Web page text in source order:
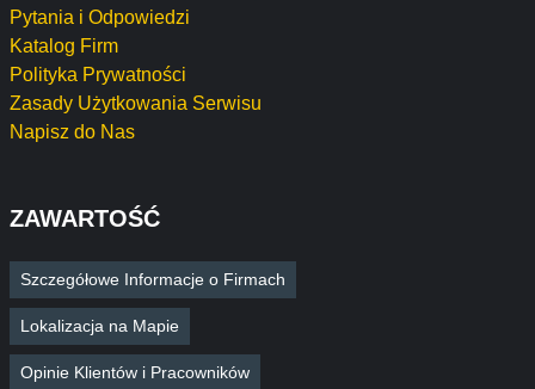
Pytania i Odpowiedzi
Katalog Firm
Polityka Prywatności
Zasady Użytkowania Serwisu
Napisz do Nas
ZAWARTOŚĆ
Szczegółowe Informacje o Firmach
Lokalizacja na Mapie
Opinie Klientów i Pracowników